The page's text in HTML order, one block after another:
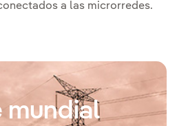
a las microrredes.
mundial